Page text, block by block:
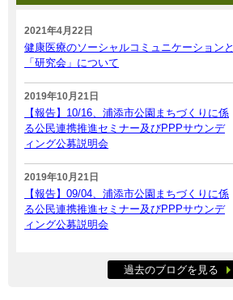
2021年4月22日
健康医療のソーシャルコミュニケーションと
「研究会」について
2019年10月21日
【報告】10/16、浦添市公園まちづくりに係
る公民連携推進セミナー及びPPPサウンデ
ィング公募説明会
2019年10月21日
【報告】09/04、浦添市公園まちづくりに係
る公民連携推進セミナー及びPPPサウンデ
ィング公募説明会
過去のブログを見る